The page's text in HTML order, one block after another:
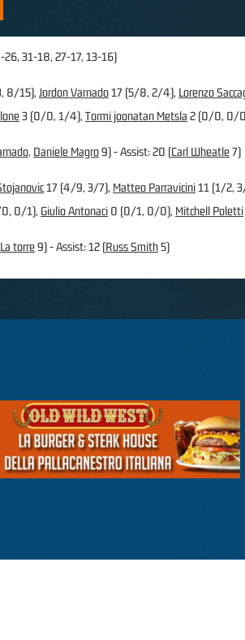
26, 31-18, 27-17, 13-16)
8/15), Jordon Varnado17 (5/8, 2/4), Lorenzo
3 (0/0, 1/4), Tormi joonatan Metsla 2 (0/0, 0/
, Daniele Magro9) - Assist: 20 (Carl Wheatle7)
17 (4/9, 3/7), Matteo Parravicini11 (1/2,
0/1), Giulio Antonaci 0 (0/1, 0/0), Mitchell Poletti
torre9) - Assist: 12 (Russ Smith5)